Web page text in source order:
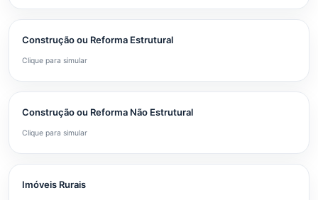
Construção ou Reforma Estrutural
Clique para simular
Construção ou Reforma Não Estrutural
Clique para simular
Imóveis Rurais